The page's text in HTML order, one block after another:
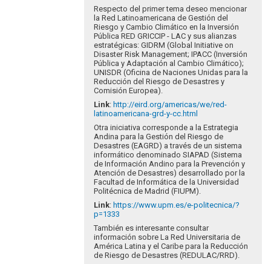
collado.alfred…Respecto del primer tema deseo mencionar
la Red Latinoamericana de Gestión del
Riesgo y Cambio Climático en la Inversión
Pública RED GRICCIP - LAC y sus alianzas
estratégicas: GIDRM (Global Initiative on
Disaster Risk Management; IPACC (Inversión
Pública y Adaptación al Cambio Climático);
UNISDR (Oficina de Naciones Unidas para la
Reducción del Riesgo de Desastres y
Comisión Europea).
Link: http://eird.org/americas/we/red-
latinoamericana-grd-y-cc.html
Otra iniciativa corresponde a la Estrategia
Andina para la Gestión del Riesgo de
Desastres (EAGRD) a través de un sistema
informático denominado SIAPAD (Sistema
de Información Andino para la Prevención y
Atención de Desastres) desarrollado por la
Facultad de Informática de la Universidad
Politécnica de Madrid (FIUPM).
Link: https://www.upm.es/e-politecnica/?
p=1333
También es interesante consultar
información sobre La Red Universitaria de
América Latina y el Caribe para la Reducción
de Riesgo de Desastres (REDULAC/RRD).